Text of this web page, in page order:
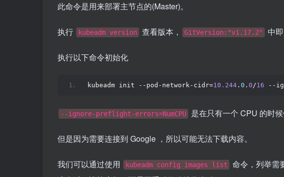
此命令是用来部署主节点的(Master)。
执行 kubeadm version 查看版本， GitVersion:"v1.17.2" 中
执行以下命令初始化
kubeadm init --pod-network-cidr=10.244 . 0 . 0/16 --
--ignore-preflight-errors=NumCPU 是在只有一个 CPU 的时
但是因为需要连接到 Google ，所以可能无法下载内容。
我们可以通过使用 kubeadm config images list
命令，列举需